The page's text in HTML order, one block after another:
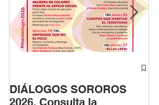
DIÁLOGOS SOROROS
2026. Consulta la